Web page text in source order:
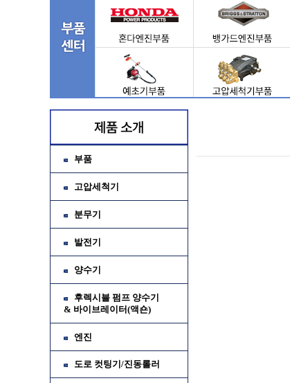
부품
고압세척기
분무기
발전기
양수기
후렉시블 펌프 양수기
& 바이브레이터(액숀)
엔진
도로 컷팅기/진동롤러